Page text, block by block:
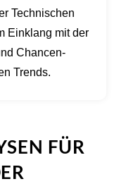
Technischen
Einklang mit der
Chancen-
Trends.
FÜR